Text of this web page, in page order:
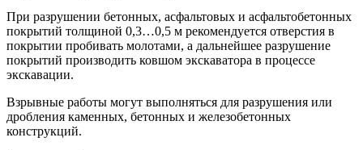
При разрушении бетонных, асфальтовых и асфальтобетонных
покрытий толщиной 0,3…0,5 м рекомендуется отверстия в
покрытии пробивать молотами, а дальнейшее разрушение
покрытий производить ковшом экскаватора в процессе
экскавации.
Взрывные работы могут выполняться для разрушения или
дробления каменных, бетонных и железобетонных
конструкций.